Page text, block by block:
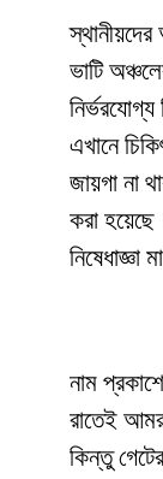
ভাটি
এখানে
জায়গা না
করা
নিষেধাজ্ঞা
নাম
রাতেই
কিন্তু